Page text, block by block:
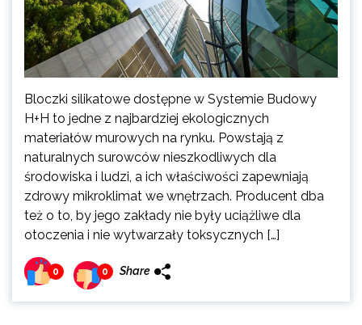
Bloczki silikatowe dostępne w Systemie Budowy
H+H to jedne z najbardziej ekologicznych
materiałów murowych na rynku. Powstają z
naturalnych surowców nieszkodliwych dla
środowiska i ludzi, a ich właściwości zapewniają
zdrowy mikroklimat we wnętrzach. Producent dba
też o to, by jego zakłady nie były uciążliwe dla
otoczenia i nie wytwarzały toksycznych […]
0 0 Share